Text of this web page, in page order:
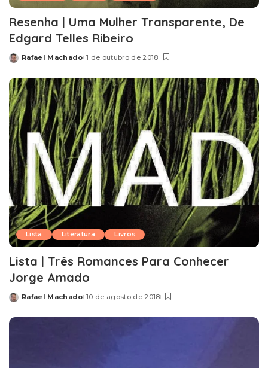
Resenha | Uma Mulher Transparente, De
Edgard Telles Ribeiro
Posted
Rafael Machado 1 de outubro de 2018
Lista Literatura Livros
Lista | Três Romances Para Conhecer
Jorge Amado
Posted
Rafael Machado 10 de agosto de 2018